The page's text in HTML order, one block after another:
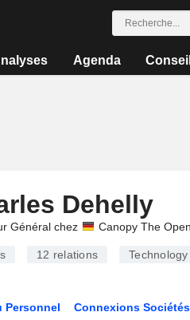
Agenda
Dehelly
Général chez Canopy The
12 relations
Personnel Connexions Sociétés